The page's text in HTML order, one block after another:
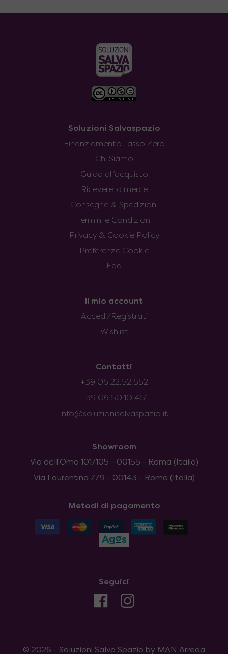
Soluzioni Salvaspazio
Finanziamento Tasso Zero
Chi Siamo
Guida all’acquisto
Ricevere la merce
Consegne & Spedizioni
Termini e Condizioni
Privacy & Cookie Policy
Preferenze Cookie
Faq
Il mio account
Accedi/Registrati
Wishlist
Contatti
+39 06.22.52.552
+39 06.50.10.451
info@soluzionisalvaspazio.it
Showroom
Via dell'Omo 101/105 - 00155 - Roma (Italia)
Via Laurentina 779 - 00143 - Roma (Italia)
Metodi di pagamento
Seguici
© 2026 - Soluzioni Salva Spazio by MAN Arreda